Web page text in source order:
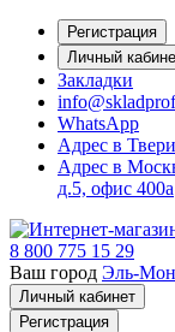
Регистрация
Личный
Закладки
WhatsApp
Адрес в
Адрес в
д.5, офис 400а
8 800 775 15 29
Ваш город Эль-
Личный кабинет
Регистрация